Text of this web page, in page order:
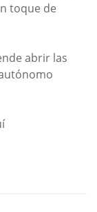
toque de
abrir las